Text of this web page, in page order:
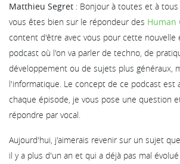
Matthieu Segret : Bonjour à toutes et à
vous êtes bien sur le répondeur des Human
content d'être avec vous pour cette nouvelle
podcast où l'on va parler de techno, de
développement ou de sujets plus généraux,
l'informatique. Le concept de ce podcast est
chaque épisode, je vous pose une question
répondre par vocal.
Aujourd'hui, j'aimerais revenir sur un sujet
il y a plus d'un an et qui a déjà pas mal